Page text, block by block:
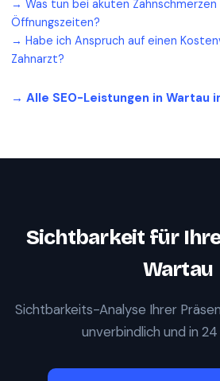
→ Was tun bei akuten
Öffnungszeiten?
→ Habe ich Anspruch auf einen
Zahnarzt?
→ Alle SEO-Leistungen in Wartau
Sichtbarkeit für
Wartau
Sichtbarkeits-Analyse Ihrer
unverbindlich und in